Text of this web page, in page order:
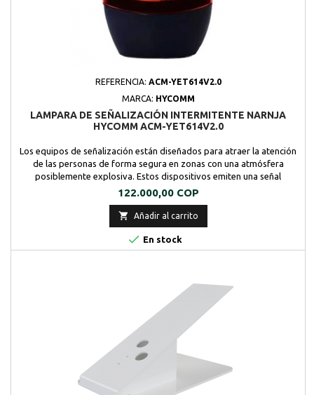
REFERENCIA: ACM-YET614V2.0
MARCA: HYCOMM
LAMPARA DE SEÑALIZACIÓN INTERMITENTE NARNJA
HYCOMM ACM-YET614V2.0
Los equipos de señalización están diseñados para atraer la atención
de las personas de forma segura en zonas con una atmósfera
posiblemente explosiva. Estos dispositivos emiten una señal
claramente detectable cuando una máquina funciona mal o se
interrumpe un proceso, cuando hay una llamada telefónica o cuando
se produce una situación peligrosa que...
Precio
122.000,00 COP
 Añadir al carrito
 En stock